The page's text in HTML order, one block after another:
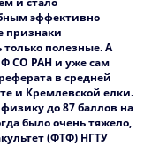
эффективно
признаки
только полезные. А
СО РАН и уже сам
в средней
и Кремлевской елки.
до 87 баллов на
было очень тяжело,
(ФТФ) НГТУ